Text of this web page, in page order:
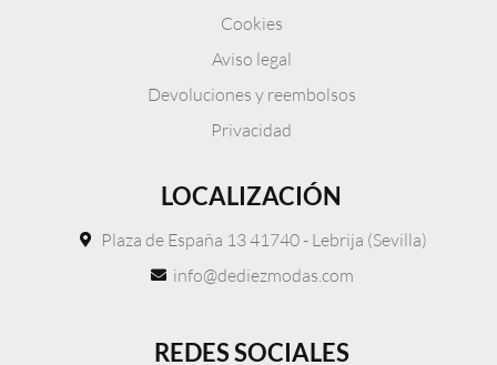
Cookies
Aviso legal
Devoluciones y reembolsos
Privacidad
LOCALIZACIÓN
Plaza de España 13 41740 - Lebrija (Sevilla)
info@dediezmodas.com
REDES SOCIALES